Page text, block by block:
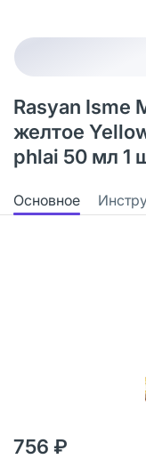
Rasyan Isme
желтое
phlai 50 мл 1
Основное
756 ₽